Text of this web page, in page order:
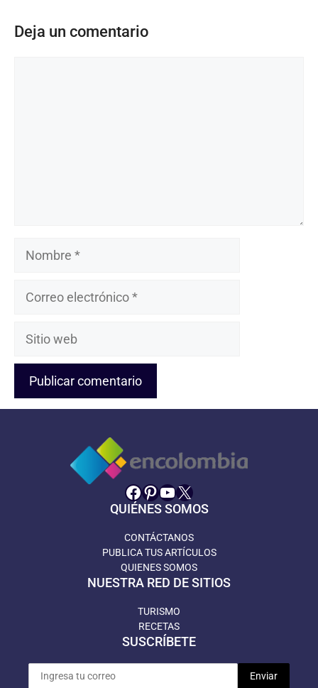
Deja un comentario
Nombre
Sitio
Facebook
Pinterest
YouTube
X
QUIÉNES SOMOS
CONTÁCTANOS
PUBLICA TUS ARTÍCULOS
QUIENES SOMOS
NUESTRA RED DE SITIOS
TURISMO
RECETAS
SUSCRÍBETE